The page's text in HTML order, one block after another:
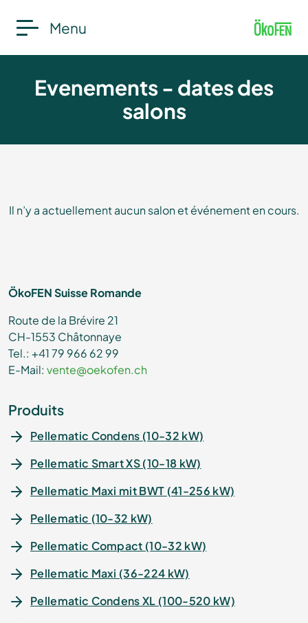
Menu
Evenements - dates des
salons
Il n’y a actuellement aucun salon et événement en cours.
ÖkoFEN Suisse Romande
Route de la Brévire 21
CH-1553 Châtonnaye
Tel.: +41 79 966 62 99
E-Mail: vente@oekofen.ch
Produits
Pellematic Condens (10-32 kW)
Pellematic Smart XS (10-18 kW)
Pellematic Maxi mit BWT (41-256 kW)
Pellematic (10-32 kW)
Pellematic Compact (10-32 kW)
Pellematic Maxi (36-224 kW)
Pellematic Condens XL (100-520 kW)